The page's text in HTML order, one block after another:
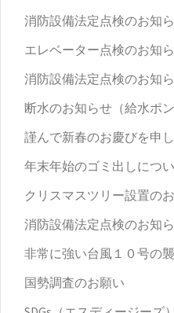
消防設備法定点検のお知
エレベーター点検のお知
消防設備法定点検のお知
断水のお知らせ（給水ポ
謹んで新春のお慶びを申
年末年始のゴミ出しにつ
クリスマスツリー設置の
消防設備法定点検のお知
非常に強い台風１０号の
国勢調査のお願い